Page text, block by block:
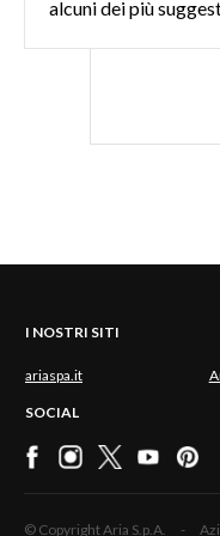
alcuni dei più
I NOSTRI SITI
ariaspa.it
SOCIAL
© Copyright Aria S.p.A. -